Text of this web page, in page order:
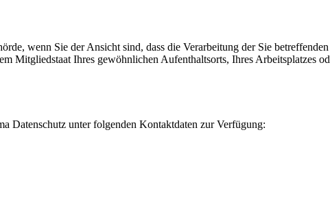
wenn Sie der Ansicht sind, dass die Verarbeitung der Sie
Mitgliedstaat Ihres gewöhnlichen Aufenthaltsorts, Ihres Arbeitsplatzes
Datenschutz unter folgenden Kontaktdaten zur Verfügung: